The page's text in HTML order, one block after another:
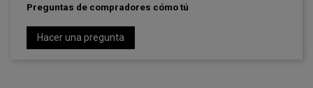
Preguntas de compradores cómo tú
Hacer una pregunta